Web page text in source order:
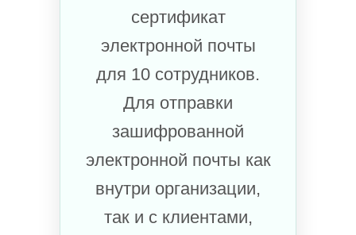
сертификат
электронной почты
для 10 сотрудников.
Для отправки
зашифрованной
электронной почты как
внутри организации,
так и с клиентами,